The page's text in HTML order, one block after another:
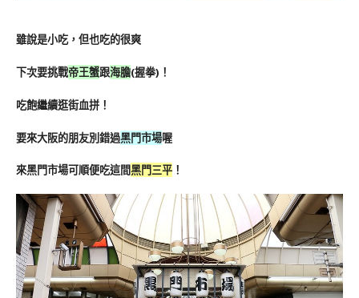
雖說是小吃，但也吃的很爽
下次要挑戰帝王蟹跟海膽(握拳)！
吃飽繼續逛街血拼！
要來大阪的朋友別錯過黑門市場喔
來黑門市場可順便吃這間黑門三平 ！